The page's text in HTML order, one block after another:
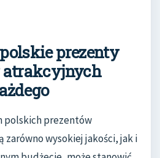
prezenty
atrakcyjnych
polskich prezentów
zarówno wysokiej jakości, jak i